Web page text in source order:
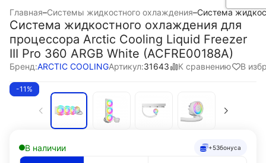
Главная–Системы жидкостного охлаждения–Система
Система жидкостного охлаждения для
процессора Arctic Cooling Liquid Freezer
III Pro 360 ARGB White (ACFRE00188A)
Бренд:ARCTIC COOLINGАртикул:31643 К сравнению В
-11%
В наличии +53бонуса